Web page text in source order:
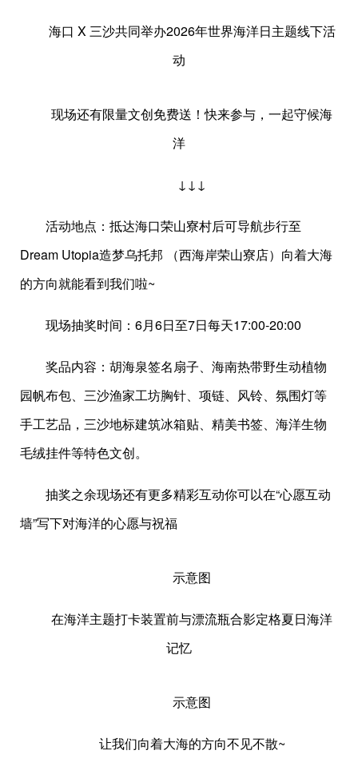
海口 X 三沙共同举办2026年世界海洋日主题线下活
动
现场还有限量文创免费送！快来参与，一起守候海
洋
↓↓↓
活动地点：抵达海口荣山寮村后可导航步行至
Dream Utopia造梦乌托邦 （西海岸荣山寮店）向着大海
的方向就能看到我们啦~
现场抽奖时间：6月6日至7日每天17:00-20:00
奖品内容：胡海泉签名扇子、海南热带野生动植物
园帆布包、三沙渔家工坊胸针、项链、风铃、氛围灯等
手工艺品，三沙地标建筑冰箱贴、精美书签、海洋生物
毛绒挂件等特色文创。
抽奖之余现场还有更多精彩互动你可以在“心愿互动
墙”写下对海洋的心愿与祝福
示意图
在海洋主题打卡装置前与漂流瓶合影定格夏日海洋
记忆
示意图
让我们向着大海的方向不见不散~